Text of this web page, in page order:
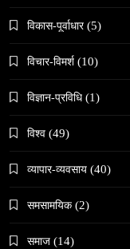
विकास-पूर्वाधार (5)
विचार-विमर्श (10)
विज्ञान-प्रविधि (1)
विश्व (49)
व्यापार-व्यवसाय (40)
समसामयिक (2)
समाज (14)